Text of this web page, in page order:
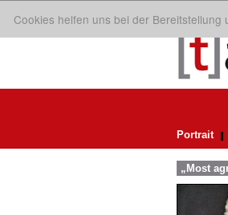
Cookies helfen uns bei der
Portrait
„Most